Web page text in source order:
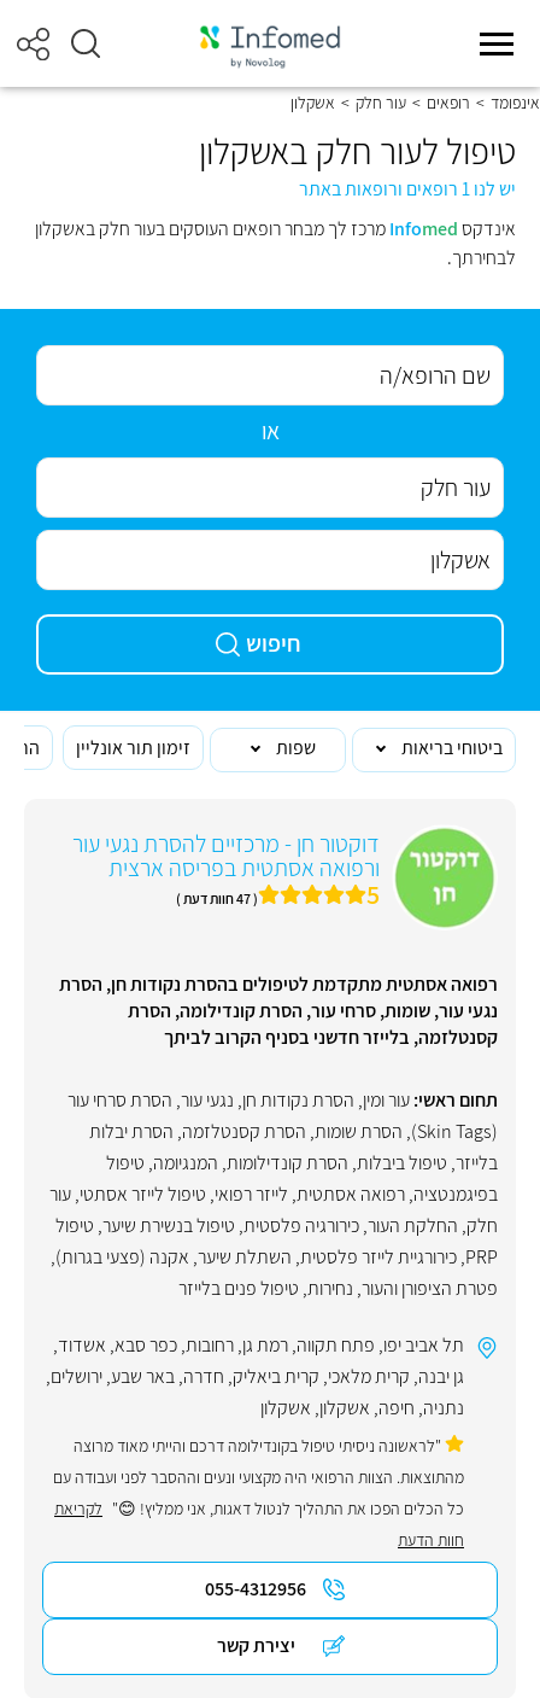
אינפומד > רופאים > עור חלק > אשקלון
טיפול לעור חלק באשקלון
יש לנו 1 רופאים ורופאות באתר
אינדקס
Infomed
מרכז לך מבחר רופאים העוסקים בעור חלק באשקלון
לבחירתך.
או
חיפוש
ביטוחי בריאות שפות זימון תור אונליין
דוקטור חן - מרכזיים להסרת נגעי עור
ורפואה אסתטית בפריסה ארצית
5 ( 47 חוות דעת )
רפואה אסתטית מתקדמת לטיפולים בהסרת נקודות חן, הסרת
נגעי עור, שומות, סרחי עור, הסרת קונדילומה, הסרת
קסנטלזמה, בלייזר חדשני בסניף הקרוב לביתך
תחום ראשי:עור ומין, הסרת נקודות חן, נגעי עור, הסרת סרחי עור
(Skin Tags)
, הסרת שומות, הסרת קסנטלזמה, הסרת יבלות
בלייזר, טיפול ביבלות, הסרת קונדילומות, המנגיומה, טיפול
בפיגמנטציה,רפואה אסתטית, לייזר רפואי, טיפול לייזר אסתטי,עור
חלק, החלקת העור,כירורגיה פלסטית, טיפול בנשירת שיער, טיפול
PRP
,כירורגיית לייזר פלסטית, השתלת שיער, אקנה (פצעי בגרות),
פטרת הציפורן והעור, נחירות, טיפול פנים בלייזר
תל אביב יפו, פתח תקווה,רמת גן,רחובות,כפר סבא, אשדוד,
גן יבנה, קרית מלאכי, קרית ביאליק, חדרה,באר שבע,ירושלים,
נתניה, חיפה, אשקלון, אשקלון
"לראשונה ניסיתי טיפול בקונדילומה דרכם והייתי מאוד מרוצה
מהתוצאות. הצוות הרפואי היה מקצועי ונעים וההסבר לפני ועבודה עם
כל הכלים הפכו את התהליך לנטול דאגות, אני ממליץ! 😊" לקריאת
חוות הדעת
055-4312956
יצירת קשר